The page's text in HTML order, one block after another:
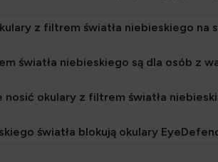
z filtrem światła niebieskiego na
światła niebieskiego są dla osób z
nosić okulary z filtrem światła
światła blokują okulary